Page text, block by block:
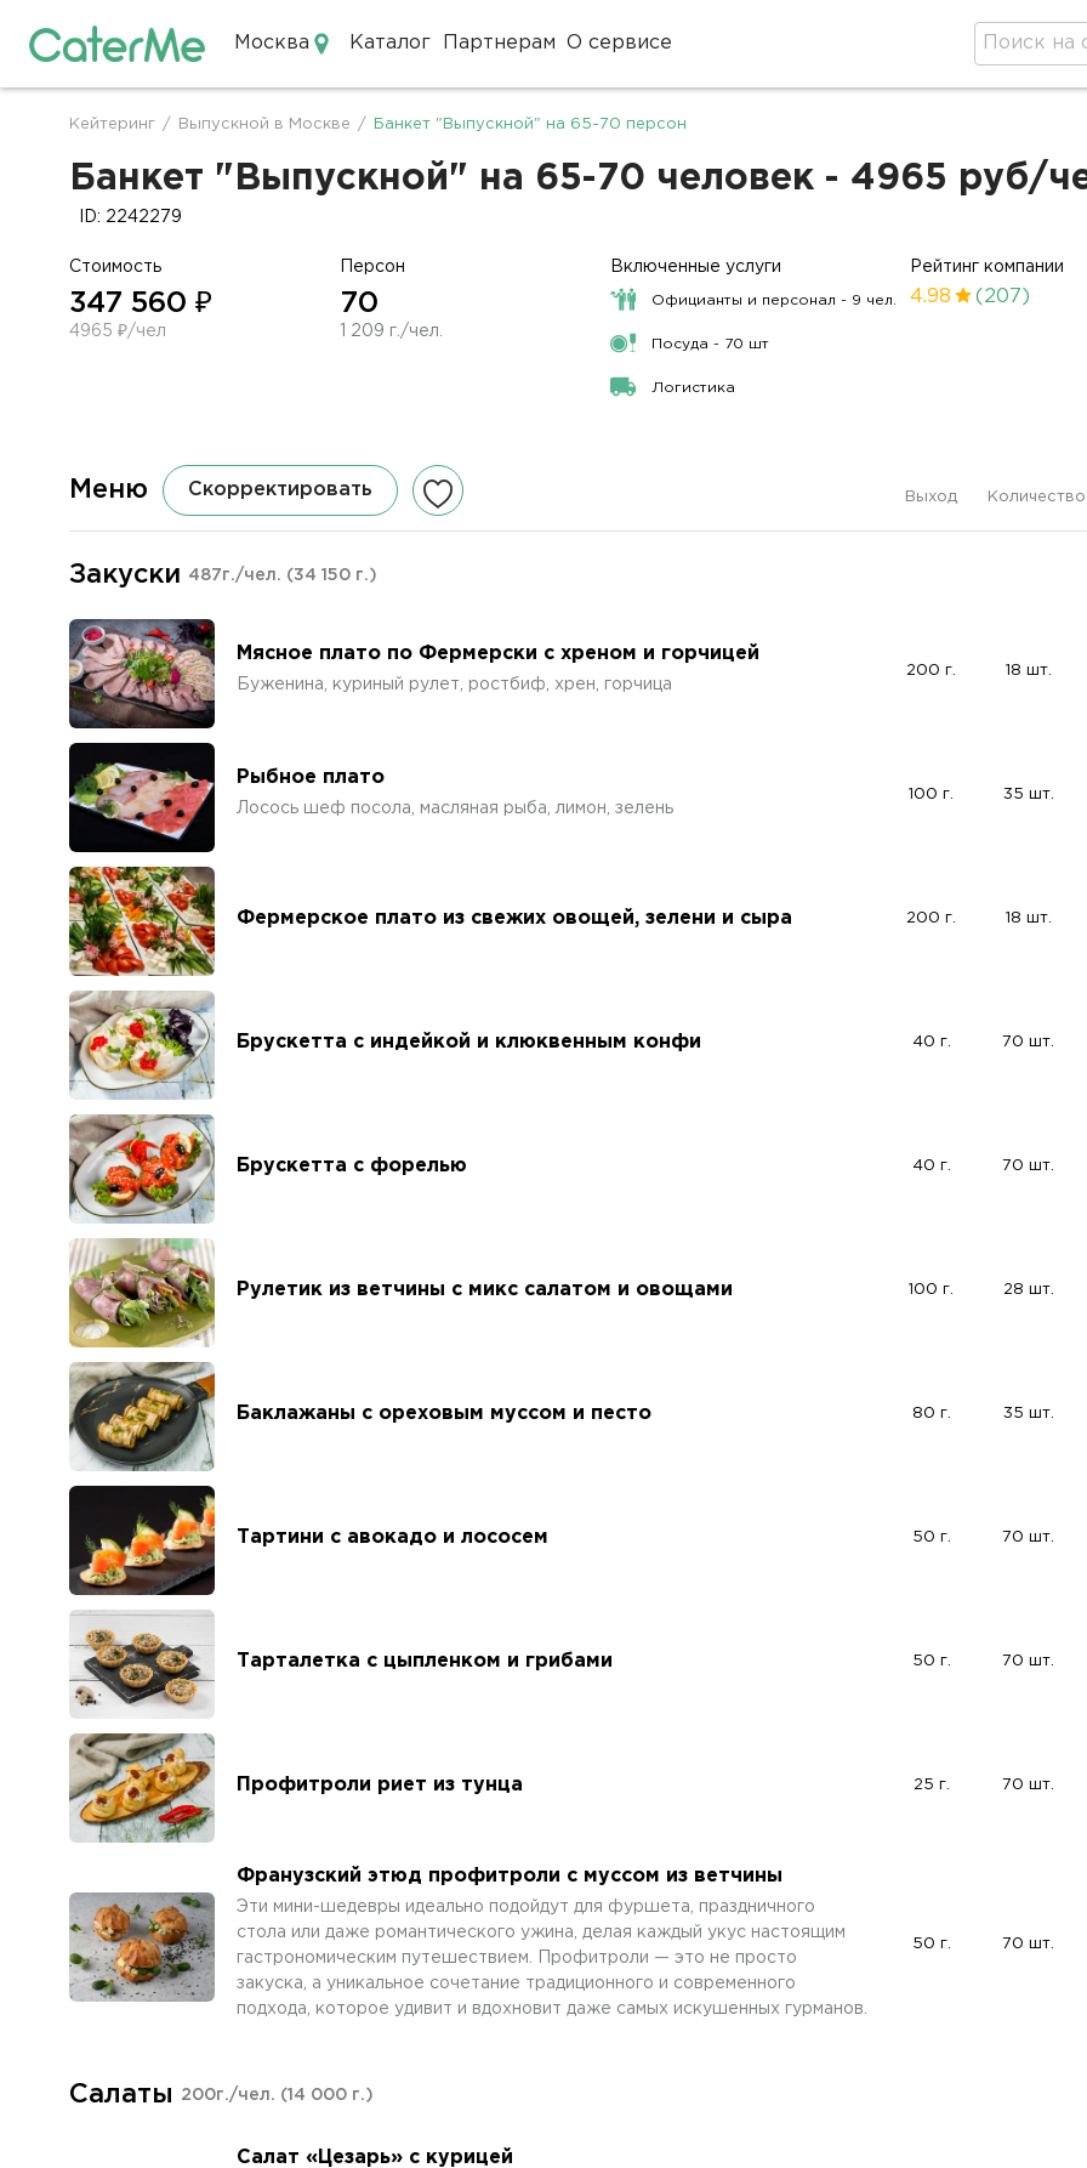
Москва Каталог Партнерам О сервисе
Строка
навигации
Кейтеринг / Выпускной в Москве / Банкет "Выпускной" на 65-70 персон
Банкет "Выпускной" на 65-70 человек - 4965 руб/
ID: 2242279
Стоимость
347 560 ₽
4965 ₽/чел
Персон
70
1 209 г./чел.
Включенные услуги
Официанты и персонал - 9 чел.
Посуда - 70 шт
Логистика
Рейтинг компании
4.98 (207)
Меню Скорректировать Выход Количество
Закуски 487г./чел. (34 150 г.)
Мясное плато по Фермерски с хреном и горчицей
Буженина, куриный рулет, ростбиф, хрен, горчица
200 г. 18 шт.
Рыбное плато
Лосось шеф посола, масляная рыба, лимон, зелень
100 г. 35 шт.
Фермерское плато из свежих овощей, зелени и сыра 200 г. 18 шт.
Брускетта с индейкой и клюквенным конфи 40 г. 70 шт.
Брускетта с форелью 40 г. 70 шт.
Рулетик из ветчины с микс салатом и овощами 100 г. 28 шт.
Баклажаны с ореховым муссом и песто 80 г. 35 шт.
Тартини с авокадо и лососем 50 г. 70 шт.
Тарталетка с цыпленком и грибами 50 г. 70 шт.
Профитроли риет из тунца 25 г. 70 шт.
Франузский этюд профитроли с муссом из ветчины
Эти мини-шедевры идеально подойдут для фуршета, праздничного
стола или даже романтического ужина, делая каждый укус настоящим
гастрономическим путешествием. Профитроли — это не просто
закуска, а уникальное сочетание традиционного и современного
подхода, которое удивит и вдохновит даже самых искушенных гурманов.
50 г. 70 шт.
Салаты 200г./чел. (14 000 г.)
Салат «Цезарь» с курицей